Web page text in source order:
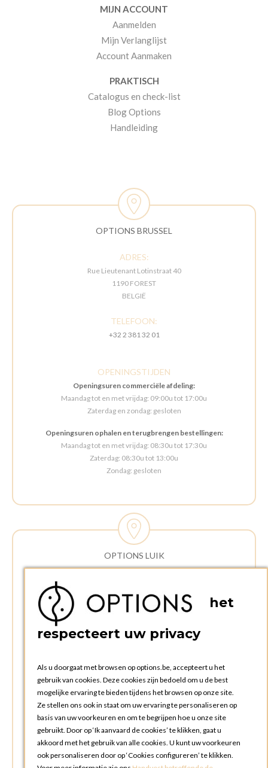
MIJN ACCOUNT
Aanmelden
Mijn Verlanglijst
Account Aanmaken
PRAKTISCH
Catalogus en check-list
Blog Options
Handleiding
OPTIONS BRUSSEL
ADRES:
Rue Lieutenant Lotinstraat 40
1190 FOREST
BELGIË
TELEFOON:
+32 2 381 32 01
OPENINGSTIJDEN
Openingsuren commerciële afdeling:
Maandag tot en met vrijdag: 09:00u tot 17:00u
Zaterdag en zondag: gesloten
Openingsuren ophalen en terugbrengen bestellingen:
Maandag tot en met vrijdag: 08:30u tot 17:30u
Zaterdag: 08:30u tot 13:00u
Zondag: gesloten
OPTIONS LUIK
Rue Delvaux 21
4340 AWANS (Othee)
OPENINGSTIJDEN
Openingsuren commerciële afdeling:
Maandag tot en met vrijdag: 09:00u tot 17:00u
Zaterdag en zondag: gesloten
Openingsuren ophalen en terugbrengen bestellingen:
het
respecteert uw privacy
Als u doorgaat met browsen op options.be, accepteert u het
gebruik van cookies. Deze cookies zijn bedoeld om u de best
mogelijke ervaring te bieden tijdens het browsen op onze site.
Ze stellen ons ook in staat om uw ervaring te personaliseren op
basis van uw voorkeuren en om te begrijpen hoe u onze site
gebruikt. Door op ‘Ik aanvaard de cookies’ te klikken, gaat u
akkoord met het gebruik van alle cookies. U kunt uw voorkeuren
ook personaliseren door op ‘Cookies configureren’ te klikken.